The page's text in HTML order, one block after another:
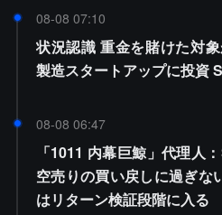
08-08 07:10
状況認識 重金を賭けた対
製造スタートアップに投資
08-08 06:47
「1011 内幕巨鯨」代理人
空売りの買い戻しに過ぎな
はリターン検証段階に入る